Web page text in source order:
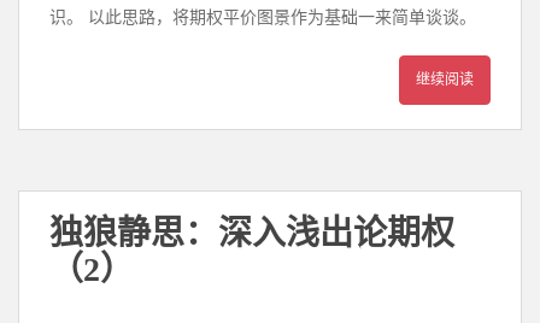
识。 以此思路，将期权平价图景作为基础一来简单谈谈。
继续阅读
独狼静思：深入浅出论期权
（2）